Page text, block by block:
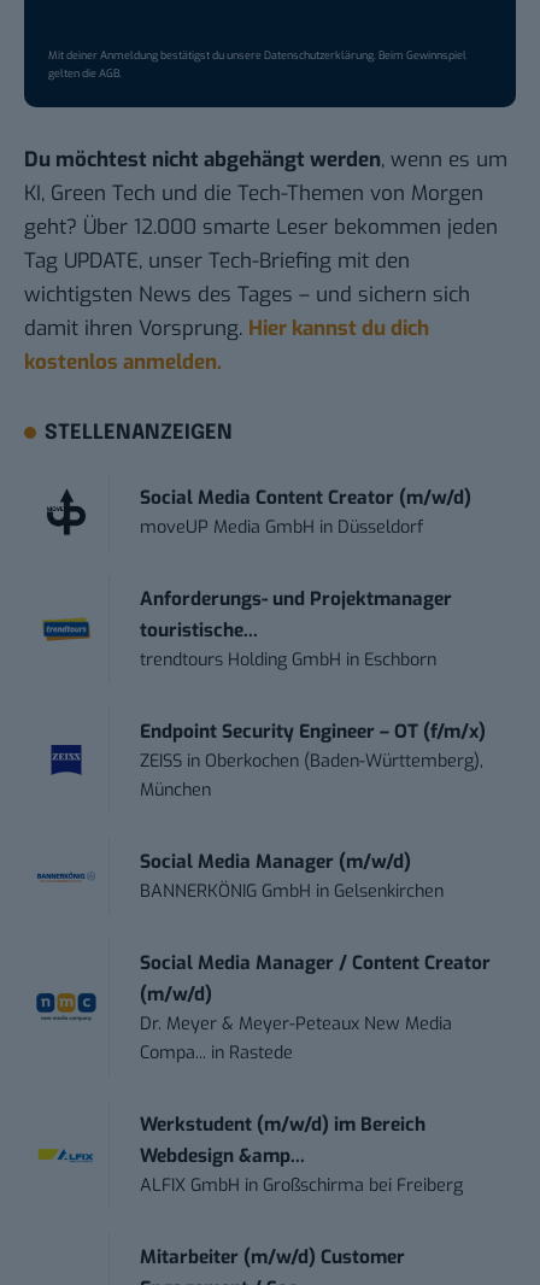
Mit deiner Anmeldung bestätigst du unsereDatenschutzerklärung. Beim Gewinnspiel
gelten dieAGB.
Du möchtest nicht abgehängt werden, wenn es um
KI, Green Tech und die Tech-Themen von Morgen
geht? Über 12.000 smarte Leser bekommen jeden
Tag UPDATE, unser Tech-Briefing mit den
wichtigsten News des Tages – und sichern sich
damit ihren Vorsprung. Hier kannst du dich
kostenlos anmelden.
STELLENANZEIGEN
Social Media Content Creator (m/w/d)
moveUP Media GmbH in Düsseldorf
Anforderungs- und Projektmanager
touristische...
trendtours Holding GmbH in Eschborn
Endpoint Security Engineer – OT (f/m/x)
ZEISS in Oberkochen (Baden-Württemberg),
München
Social Media Manager (m/w/d)
BANNERKÖNIG GmbH in Gelsenkirchen
Social Media Manager / Content Creator
(m/w/d)
Dr. Meyer & Meyer-Peteaux New Media
Compa... in Rastede
Werkstudent (m/w/d) im Bereich
Webdesign &amp...
ALFIX GmbH in Großschirma bei Freiberg
Mitarbeiter (m/w/d) Customer